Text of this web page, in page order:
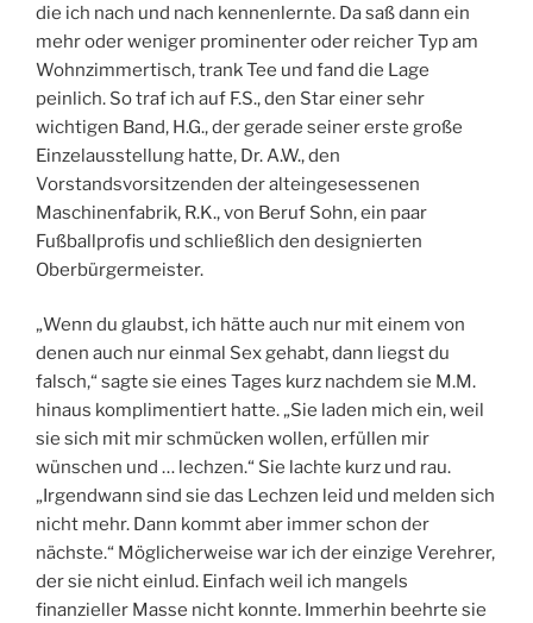
die ich nach und nach kennenlernte. Da saß dann ein
mehr oder weniger prominenter oder reicher Typ am
Wohnzimmertisch, trank Tee und fand die Lage
peinlich. So traf ich auf F.S., den Star einer sehr
wichtigen Band, H.G., der gerade seiner erste große
Einzelausstellung hatte, Dr. A.W., den
Vorstandsvorsitzenden der alteingesessenen
Maschinenfabrik, R.K., von Beruf Sohn, ein paar
Fußballprofis und schließlich den designierten
Oberbürgermeister.
„Wenn du glaubst, ich hätte auch nur mit einem von
denen auch nur einmal Sex gehabt, dann liegst du
falsch,“ sagte sie eines Tages kurz nachdem sie M.M.
hinaus komplimentiert hatte. „Sie laden mich ein, weil
sie sich mit mir schmücken wollen, erfüllen mir
wünschen und … lechzen.“ Sie lachte kurz und rau.
„Irgendwann sind sie das Lechzen leid und melden sich
nicht mehr. Dann kommt aber immer schon der
nächste.“ Möglicherweise war ich der einzige Verehrer,
der sie nicht einlud. Einfach weil ich mangels
finanzieller Masse nicht konnte. Immerhin beehrte sie